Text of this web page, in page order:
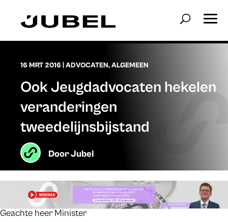
16 MRT 2016 ADVOCATEN,ALGEMEEN
Ook Jeugdadvocaten hekelen
veranderingen
tweedelijnsbijstand
DoorJubel
Geachte heer Minister